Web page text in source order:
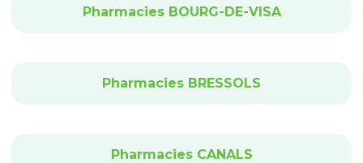
Pharmacies BOURG-DE-VISA
Pharmacies BRESSOLS
Pharmacies CANALS